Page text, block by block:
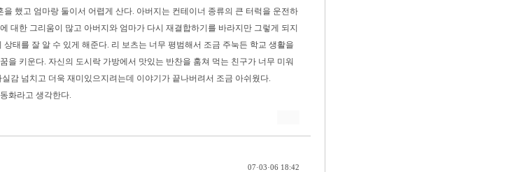
했고 엄마랑 둘이서 어렵게 산다. 아버지는 컨테이너 종류의 큰 터럭을 운전하
대한 그리움이 많고 아버지와 엄마가 다시 재결합하기를 바라지만 그렇게 되지
태를 잘 알 수 있게 해준다. 리 보츠는 너무 평범해서 조금 주눅든 학교 생활을
을 키운다. 자신의 도시락 가방에서 맛있는 반찬을 훔쳐 먹는 친구가 너무 미워
감 넘치고 더욱 재미있으지려는데 이야기가 끝나버려서 조금 아쉬웠다.
화라고 생각한다.
07·03·06 18:42